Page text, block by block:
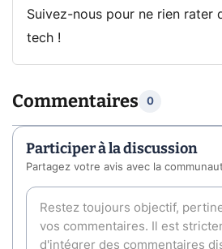
Suivez-nous pour ne rien rater
tech !
Commentaires 0
Participer à la discussion
Partagez votre avis avec la